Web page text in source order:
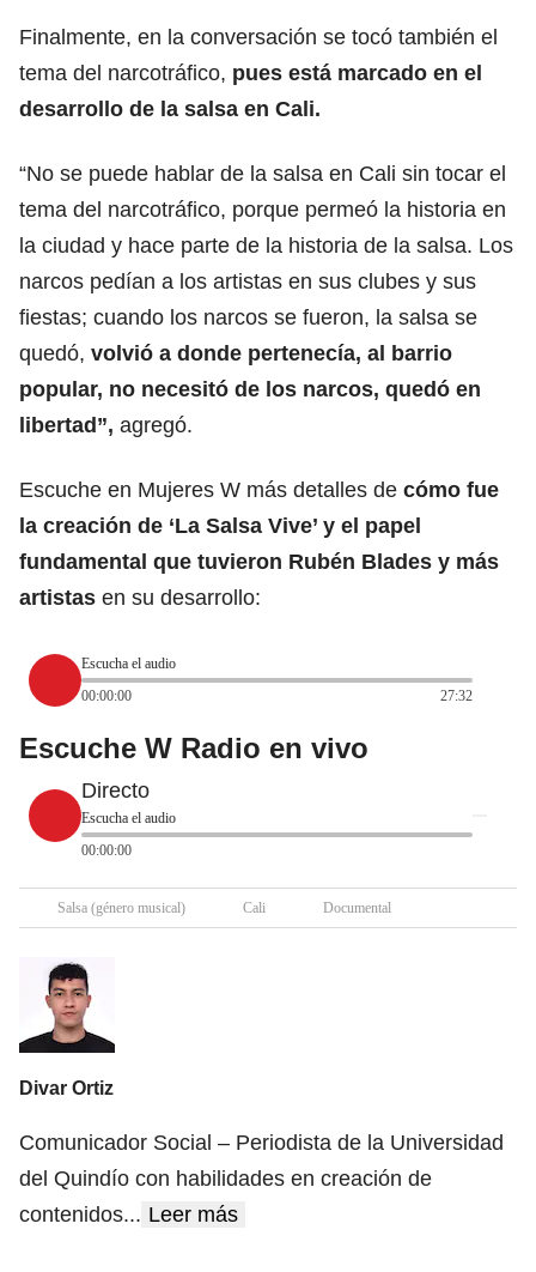
Finalmente, en la conversación se tocó también el
tema del narcotráfico, pues está marcado en el
desarrollo de la salsa en Cali.
“No se puede hablar de la salsa en Cali sin tocar el
tema del narcotráfico, porque permeó la historia en
la ciudad y hace parte de la historia de la salsa. Los
narcos pedían a los artistas en sus clubes y sus
fiestas; cuando los narcos se fueron, la salsa se
quedó, volvió a donde pertenecía, al barrio
popular, no necesitó de los narcos, quedó en
libertad”, agregó.
Escuche en Mujeres W más detalles de cómo fue
la creación de ‘La Salsa Vive’ y el papel
fundamental que tuvieron Rubén Blades y más
artistas en su desarrollo:
Escucha el audio
00:00:00
27:32
Escuche W Radio en vivo
Directo
Escucha el audio
00:00:00
Salsa (género musical) Cali Documental
Divar Ortiz
Comunicador Social – Periodista de la Universidad
del Quindío con habilidades en creación de
contenidos... Leer más